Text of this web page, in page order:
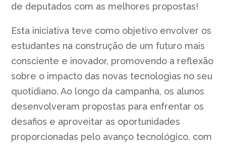
de deputados com as melhores propostas!
Esta iniciativa teve como objetivo envolver os
estudantes na construção de um futuro mais
consciente e inovador, promovendo a reflexão
sobre o impacto das novas tecnologias no seu
quotidiano. Ao longo da campanha, os alunos
desenvolveram propostas para enfrentar os
desafios e aproveitar as oportunidades
proporcionadas pelo avanço tecnológico, com